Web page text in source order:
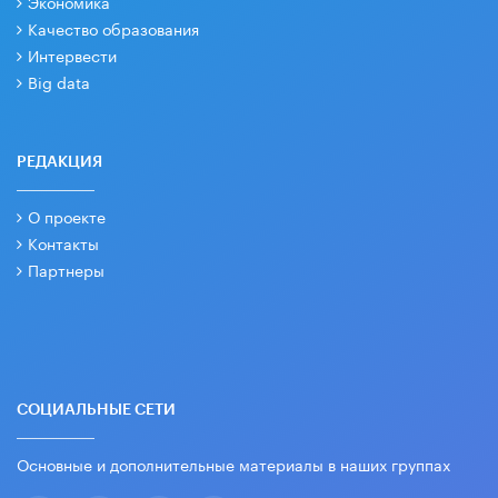
Качество образования
Интервести
Big data
РЕДАКЦИЯ
О проекте
Контакты
Партнеры
СОЦИАЛЬНЫЕ СЕТИ
Основные и дополнительные материалы в наших группах